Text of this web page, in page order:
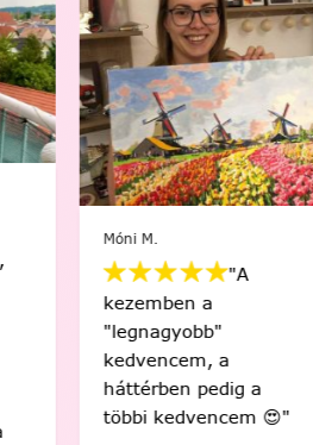
Móni M.
"A
kezemben a
"legnagyobb"
kedvencem, a
háttérben pedig a
többi kedvencem 😍"